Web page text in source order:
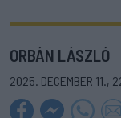
ORBÁN LÁSZLÓ
2025. DECEMBER 11.,